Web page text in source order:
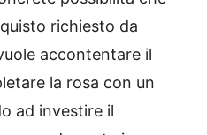
richiesto da
accontentare il
la rosa con un
ad investire il